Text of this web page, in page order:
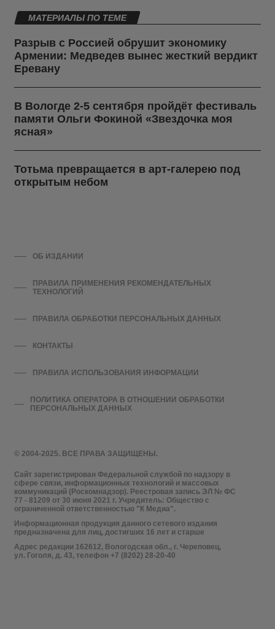
МАТЕРИАЛЫ ПО ТЕМЕ
Разрыв с Россией обрушит экономику
Армении: Медведев вынес жесткий вердикт
Еревану
В Вологде 2-5 сентября пройдёт фестиваль
памяти Ольги Фокиной «Звездочка моя
ясная»
Тотьма превращается в арт-галерею под
открытым небом
© 2004-2025. ВСЕ ПРАВА ЗАЩИЩЕНЫ.
Сайт зарегистрирован Федеральной службой по надзору в
сфере связи, информационных технологий и массовых
коммуникаций (Роскомнадзор). Реестровая запись ЭЛ № ФС
77 - 81209 от 30 июня 2021 г. Учредитель: Общество с
ограниченной ответственностью "К Медиа".
Информационная продукция данного сетевого издания
предназначена для лиц, достигших 16 лет и старше
Адрес редакции 162612, Вологодская обл., г. Череповец,
ул. Гоголя, д. 43, телефон +7 (8202) 28-20-40
ОБ ИЗДАНИИ
ПРАВИЛА ПРИМЕНЕНИЯ РЕКОМЕНДАТЕЛЬНЫХ
ТЕХНОЛОГИЙ
ПРАВИЛА ОБРАБОТКИ ПЕРСОНАЛЬНЫХ ДАННЫХ
КОНТАКТЫ
ПРАВИЛА ИСПОЛЬЗОВАНИЯ ИНФОРМАЦИИ
ПОЛИТИКА ОПЕРАТОРА В ОТНОШЕНИИ ОБРАБОТКИ
ПЕРСОНАЛЬНЫХ ДАННЫХ